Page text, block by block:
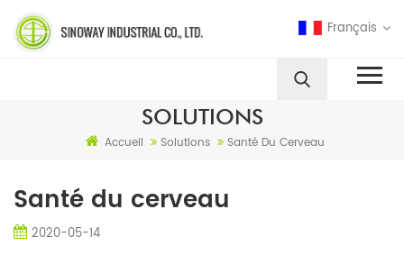
Français
SOLUTIONS
Accueil Solutions Santé Du Cerveau
Santé du cerveau
2020-05-14